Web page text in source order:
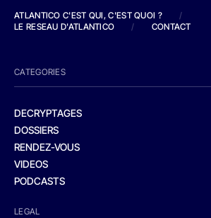
ATLANTICO C'EST QUI, C'EST QUOI ?
/
LE RESEAU D'ATLANTICO
/ CONTACT
CATEGORIES
DECRYPTAGES
DOSSIERS
RENDEZ-VOUS
VIDEOS
PODCASTS
LEGAL